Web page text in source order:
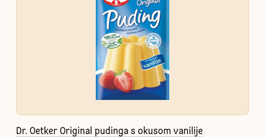
Dr. Oetker Original pudinga s okusom vanilije